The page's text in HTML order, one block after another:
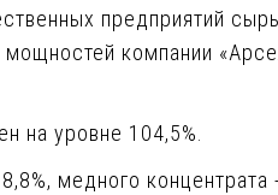
предприятий
компании
на уровне 104,5%.
медного